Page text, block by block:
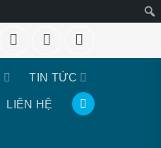
kiếm
TIN TỨC
LIÊN HỆ